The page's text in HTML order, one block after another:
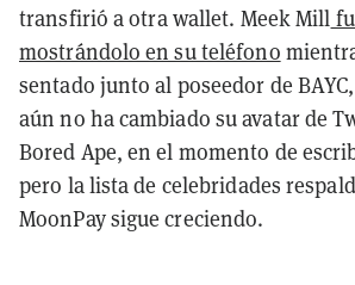
transfirió a otra wallet. Meek Mill
mostrándolo en su teléfono
sentado junto al poseedor de
aún no ha cambiado su avatar de
Bored Ape, en el momento de
pero la lista de celebridades
MoonPay sigue creciendo.